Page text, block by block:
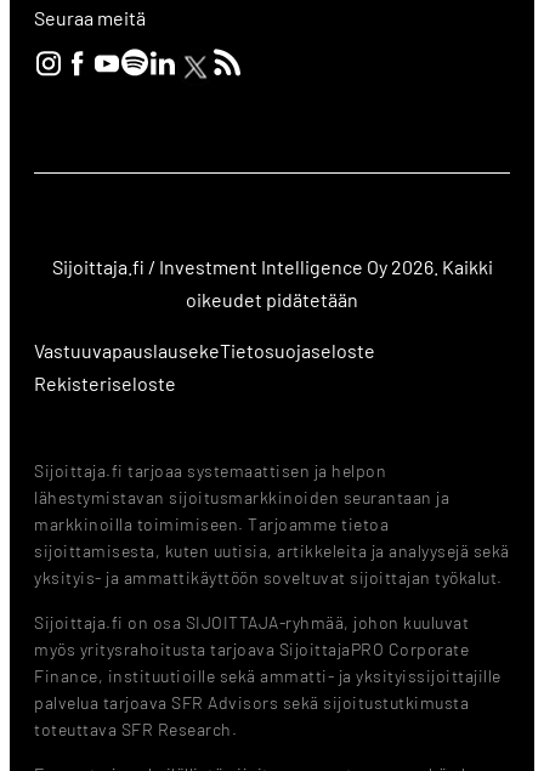
Seuraa meitä
Sijoittaja.fi / Investment Intelligence Oy 2026. Kaikki
oikeudet pidätetään
VastuuvapauslausekeTietosuojaseloste
Rekisteriseloste
Sijoittaja.fi tarjoaa systemaattisen ja helpon
lähestymistavan sijoitusmarkkinoiden seurantaan ja
markkinoilla toimimiseen. Tarjoamme tietoa
sijoittamisesta, kuten uutisia, artikkeleita ja analyysejä sekä
yksityis- ja ammattikäyttöön soveltuvat sijoittajan työkalut.
Sijoittaja.fi on osa SIJOITTAJA-ryhmää, johon kuuluvat
myös yritysrahoitusta tarjoava SijoittajaPRO Corporate
Finance, instituutioille sekä ammatti- ja yksityissijoittajille
palvelua tarjoava SFR Advisors sekä sijoitustutkimusta
toteuttava SFR Research.